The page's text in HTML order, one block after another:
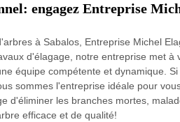
engagez Entreprise
à Sabalos, Entreprise Michel
d'élagage, notre entreprise met à
équipe compétente et dynamique.
sommes l'entreprise idéale pour
d'éliminer les branches mortes,
efficace et de qualité!